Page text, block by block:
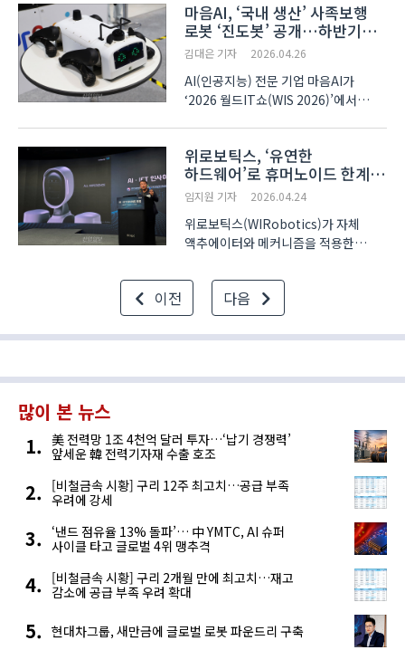
적용되던 후지 자동 박리 기술을 컬러
라벨 인쇄로 확장했다. ㈜
바이텍테크놀로지는 이번 전시회에서
디지..
마음AI, ‘국내 생산’ 사족보행
로봇 ‘진도봇’ 공개…하반기
출시
김대은 기자 2026.04.26
AI(인공지능) 전문 기업 마음AI가
‘2026 월드IT쇼(WIS 2026)’에서
공개했다. 로봇은 마음AI의 피지컬 AI
엣지 자율지능 모듈인 ‘MAIED’가
탑재됐다. MAIED는 다양한 칩..
위로보틱스, ‘유연한
하드웨어’로 휴머노이드 한계
넘는다
임지원 기자 2026.04.24
위로보틱스(WIRobotics)가 자체
액추에이터와 메커니즘을 적용한
범용 휴머노이드 로봇 시장 진입을
준비하고 있다. 이광규 위로보틱스
소장은 23일 서울 코엑스 ‘AI·ICT
인사이트 포럼’에서 기존 휴머..
이전 다음
많이 본 뉴스
美 전력망 1조 4천억 달러 투자…‘납기 경쟁력’
앞세운 韓 전력기자재 수출 호조
[비철금속 시황] 구리 12주 최고치…공급 부족
우려에 강세
‘낸드 점유율 13% 돌파’… 中 YMTC, AI 슈퍼
사이클 타고 글로벌 4위 맹추격
[비철금속 시황] 구리 2개월 만에 최고치…재고
감소에 공급 부족 우려 확대
현대차그룹, 새만금에 글로벌 로봇 파운드리 구축